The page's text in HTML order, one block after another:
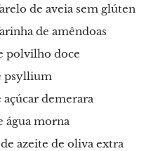
de aveia sem glúten
de amêndoas
polvilho doce
psyllium
açúcar demerara
água morna
azeite de oliva extra